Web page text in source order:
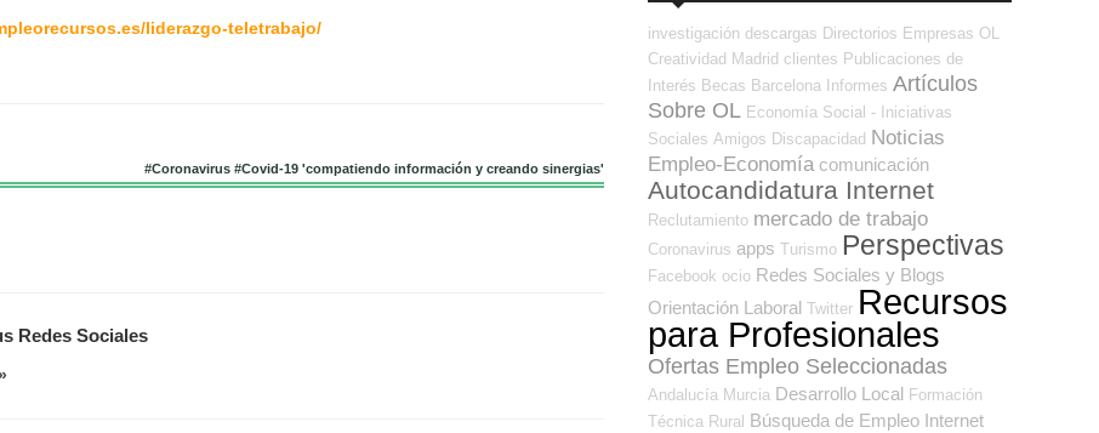
liderazgo-teletrabajo/
#Coronavirus #Covid-19 'compatiendo información y creando sinergias'
Redes Sociales
investigación descargas Directorios Empresas OL
Creatividad Madrid clientes Publicaciones de
Interés Becas Barcelona Informes Artículos
Sobre OL Economía Social - Iniciativas
Sociales Amigos Discapacidad Noticias
Empleo-Economía comunicación
Autocandidatura Internet
Reclutamiento mercado de trabajo
Coronavirus apps Turismo Perspectivas
Facebook ocio Redes Sociales y Blogs
Orientación Laboral Twitter Recursos
para Profesionales
Ofertas Empleo Seleccionadas
Andalucía Murcia Desarrollo Local Formación
Técnica Rural Búsqueda de Empleo Internet